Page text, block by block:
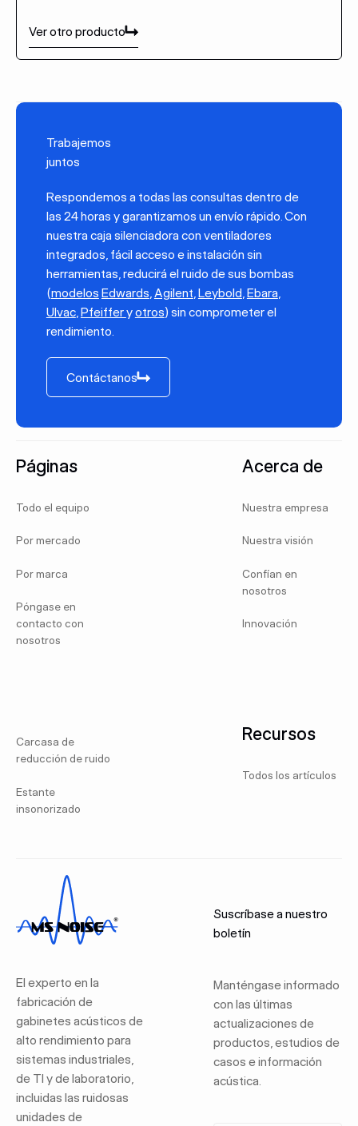
Ver otro producto
Ver otro producto
Trabajemos
juntos
Respondemos a todas las consultas dentro de
las 24 horas y garantizamos un envío rápido. Con
nuestra caja silenciadora con ventiladores
integrados, fácil acceso e instalación sin
herramientas, reducirá el ruido de sus bombas
(modelos Edwards,Agilent,Leybold,Ebara,
Ulvac,Pfeifferyotros) sin comprometer el
rendimiento.
Contáctanos
Contáctanos
Páginas
Todo el equipo
Por mercado
Por marca
Póngase en
contacto con
nosotros
Carcasa de
reducción de ruido
Estante
insonorizado
Acerca de
Nuestra empresa
Nuestra visión
Confían en
nosotros
Innovación
Recursos
Todos los artículos
El experto en la
fabricación de
gabinetes acústicos de
alto rendimiento para
sistemas industriales,
de TI y de laboratorio,
incluidas las ruidosas
unidades de
Suscríbase a nuestro
boletín
Manténgase informado
con las últimas
actualizaciones de
productos, estudios de
casos e información
acústica.